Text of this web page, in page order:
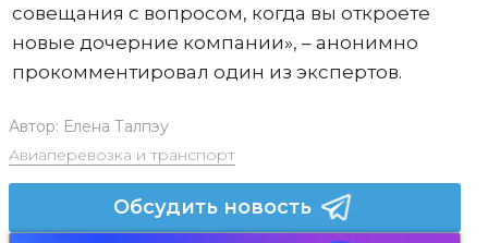
совещания с вопросом, когда вы откроете
новые дочерние компании», – анонимно
прокомментировал один из экспертов.
Автор: Елена Талпэу
Авиаперевозка и транспорт
Обсудить новость